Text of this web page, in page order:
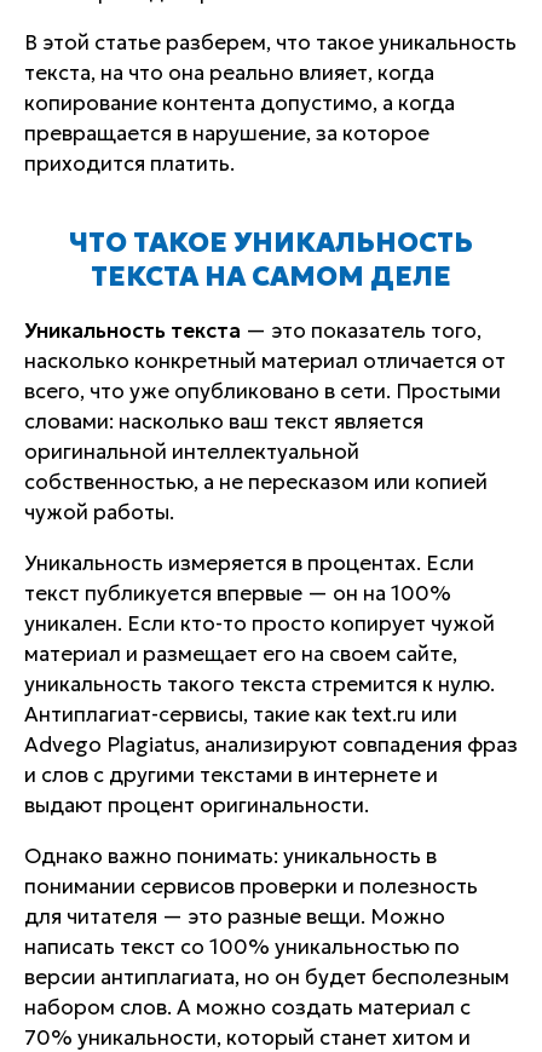
В этой статье разберем, что такое уникальность
текста, на что она реально влияет, когда
копирование контента допустимо, а когда
превращается в нарушение, за которое
приходится платить.
ЧТО ТАКОЕ УНИКАЛЬНОСТЬ
ТЕКСТА НА САМОМ ДЕЛЕ
Уникальность текста — это показатель того,
насколько конкретный материал отличается от
всего, что уже опубликовано в сети. Простыми
словами: насколько ваш текст является
оригинальной интеллектуальной
собственностью, а не пересказом или копией
чужой работы.
Уникальность измеряется в процентах. Если
текст публикуется впервые — он на 100%
уникален. Если кто-то просто копирует чужой
материал и размещает его на своем сайте,
уникальность такого текста стремится к нулю.
Антиплагиат-сервисы, такие как text.ru или
Advego Plagiatus, анализируют совпадения фраз
и слов с другими текстами в интернете и
выдают процент оригинальности.
Однако важно понимать: уникальность в
понимании сервисов проверки и полезность
для читателя — это разные вещи. Можно
написать текст со 100% уникальностью по
версии антиплагиата, но он будет бесполезным
набором слов. А можно создать материал с
70% уникальности, который станет хитом и